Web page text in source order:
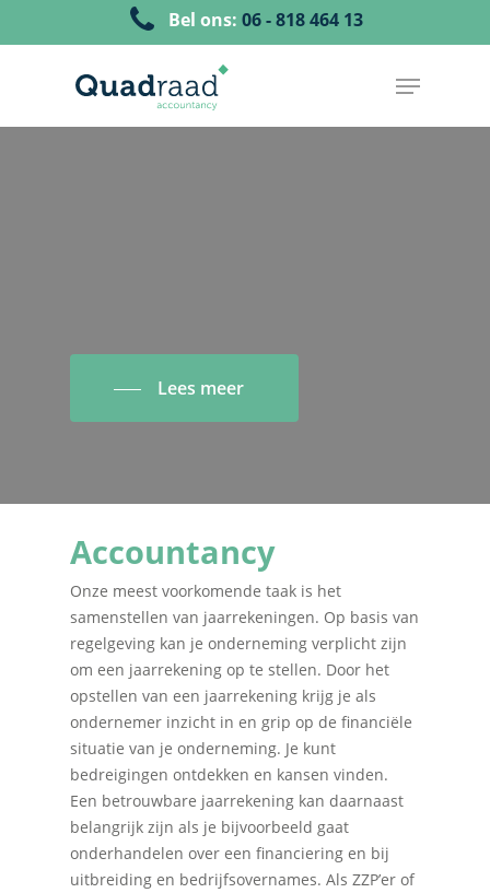
Bel ons: 06 - 818 464 13
Lees meer
Accountancy
Onze meest voorkomende taak is het
samenstellen van jaarrekeningen. Op basis van
regelgeving kan je onderneming verplicht zijn
om een jaarrekening op te stellen. Door het
opstellen van een jaarrekening krijg je als
ondernemer inzicht in en grip op de financiële
situatie van je onderneming. Je kunt
bedreigingen ontdekken en kansen vinden.
Een betrouwbare jaarrekening kan daarnaast
belangrijk zijn als je bijvoorbeeld gaat
onderhandelen over een financiering en bij
uitbreiding en bedrijfsovernames. Als ZZP’er of